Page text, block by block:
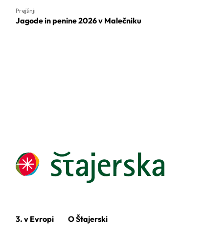
Prejšnji
Jagode in penine 2026 v Malečniku
3. v Evropi O Štajerski